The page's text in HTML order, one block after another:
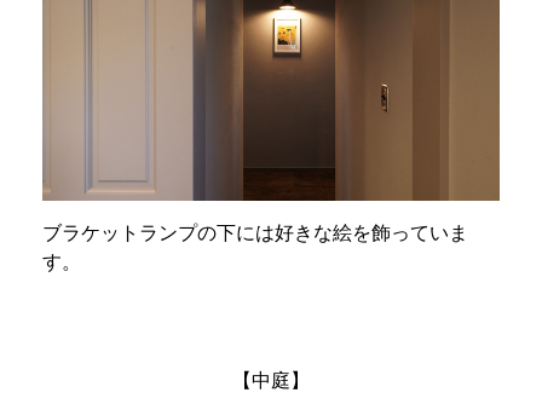
ブラケットランプの下には好きな絵を飾っていま
す。
【中庭】